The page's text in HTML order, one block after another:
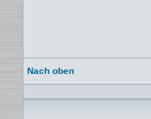
Nach oben